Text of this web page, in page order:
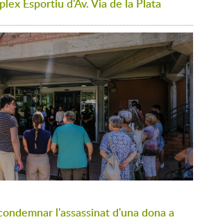
Esportiu d'Av. Via de la Plata
l'assassinat d'una dona a